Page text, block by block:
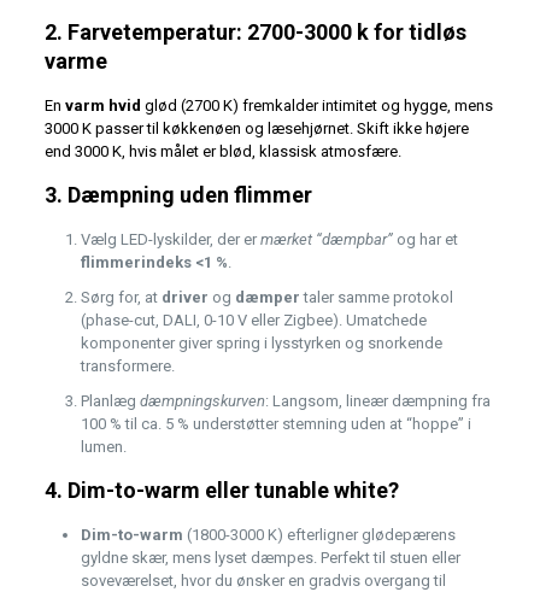
2. Farvetemperatur: 2700-3000 k for tidløs
varme
En varm hvid glød (2700 K) fremkalder intimitet og hygge, mens
3000 K passer til køkkenøen og læsehjørnet. Skift ikke højere
end 3000 K, hvis målet er blød, klassisk atmosfære.
3. Dæmpning uden flimmer
Vælg LED-lyskilder, der er mærket “dæmpbar”og har et
flimmerindeks <1 %.
Sørg for, at driver og dæmper taler samme protokol
(phase-cut, DALI, 0-10 V eller Zigbee). Umatchede
komponenter giver spring i lysstyrken og snorkende
transformere.
Planlæg dæmpningskurven: Langsom, lineær dæmpning fra
100 % til ca. 5 % understøtter stemning uden at “hoppe” i
lumen.
4. Dim-to-warm eller tunable white?
Dim-to-warm (1800-3000 K) efterligner glødepærens
gyldne skær, mens lyset dæmpes. Perfekt til stuen eller
soveværelset, hvor du ønsker en gradvis overgang til